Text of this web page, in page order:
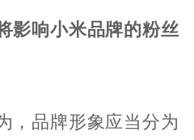
影响小米品牌的粉丝
，品牌形象应当分为